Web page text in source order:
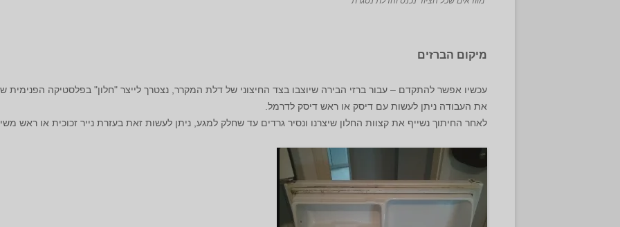
מיקום הברזים
עכשיו אפשר להתקדם – עבור ברזי הבירה שיוצבו בצד החיצוני של דלת המקרר, נצטרך לייצר "חלון" בפלסטיקה הפנימית
את העבודה ניתן לעשות עם דיסק או ראש דיסק לדרמל.
לאחר החיתוך נשייף את קצוות החלון שיצרנו ונסיר גרדים עד שחלק למגע, ניתן לעשות זאת בעזרת נייר זכוכית או ראש